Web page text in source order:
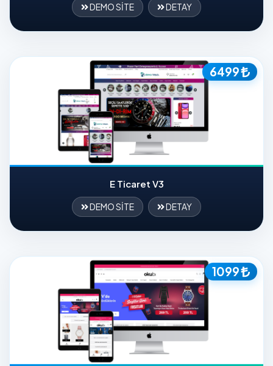
DEMO SİTE DETAY
6499
E Ticaret V3
DEMO SİTE DETAY
1099